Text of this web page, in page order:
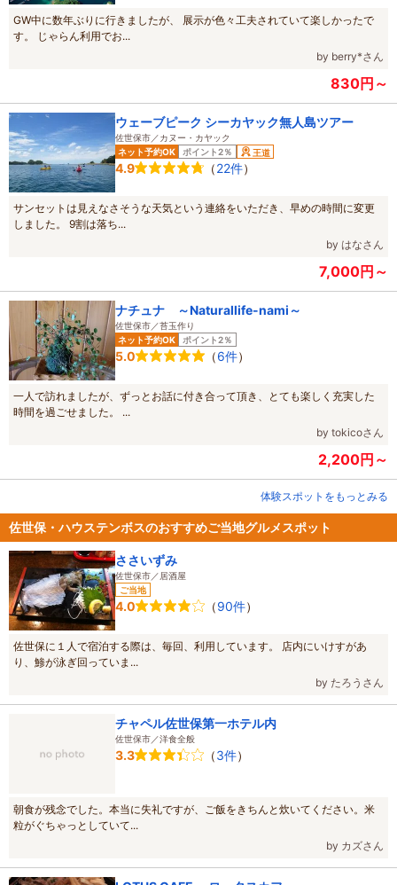
リジナル本革キーホルダー作り☆刻印体験♪九十九島水族館海き
らら入館券付き！未経験者でも大丈夫♪【ファミリーにおすす
め】 です。
1週間ごとに各施設のプランの大人料金を元に、最安プランを安
い順にランキング形式にしてご紹介しています。※毎週更新
GW中に数年ぶりに行きましたが、 展示が色々工夫されていて楽しかったで
す。 じゃらん利用でお...
by berry*さん
830円～
ウェーブピーク シーカヤック無人島ツアー
佐世保市／カヌー・カヤック
ネット予約OK
ポイント2％ 王道
4.9 （22件）
サンセットは見えなさそうな天気という連絡をいただき、早めの時間に変更
しました。 9割は落ち...
by はなさん
7,000円～
ナチュナ ～Naturallife-nami～
佐世保市／苔玉作り
ネット予約OK
ポイント2％
5.0 （6件）
一人で訪れましたが、ずっとお話に付き合って頂き、とても楽しく充実した
時間を過ごせました。 ...
by tokicoさん
2,200円～
体験スポットをもっとみる
佐世保・ハウステンボスのおすすめご当地グルメスポット
ささいずみ
佐世保市／居酒屋
ご当地
4.0 （90件）
佐世保に１人で宿泊する際は、毎回、利用しています。 店内にいけすがあ
り、鯵が泳ぎ回っていま...
by たろうさん
チャペル佐世保第一ホテル内
佐世保市／洋食全般
3.3 （3件）
朝食が残念でした。本当に失礼ですが、ご飯をきちんと炊いてください。米
粒がぐちゃっとしていて...
by カズさん